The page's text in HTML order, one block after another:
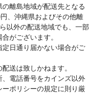
離島地域が配送先となる
、沖縄県およびその他離
以外の配送地域でも、一部
がございます。
日通り届かない場合がご
送は致しかねます。
電話番号をカインズ以外
ポリシーの規定に則り厳